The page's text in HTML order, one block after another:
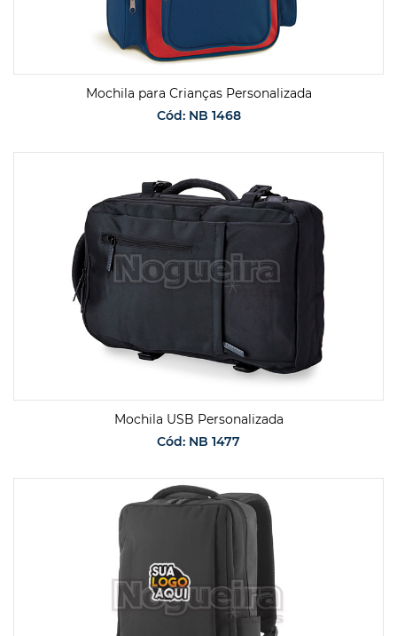
Mochila para Crianças Personalizada
Cód: NB 1468
Mochila USB Personalizada
Cód: NB 1477
SOLICITAR ORÇAMENTO